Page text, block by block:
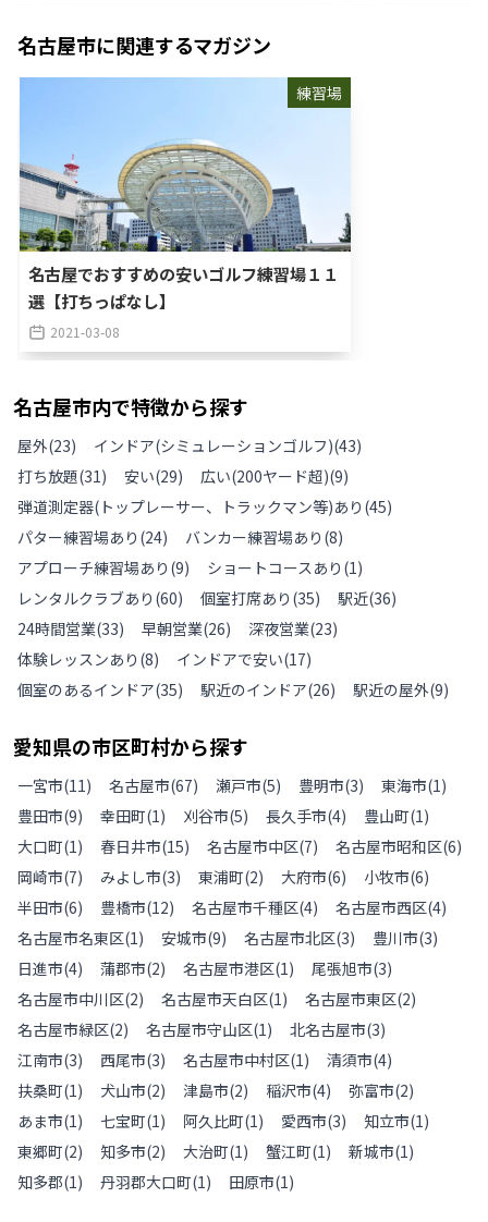
名古屋市に関連するマガジン
練習場
名古屋でおすすめの安いゴルフ練習場１１
選【打ちっぱなし】
2021-03-08
名古屋市内で特徴から探す
屋外(23) インドア(シミュレーションゴルフ)(43)
打ち放題(31) 安い(29) 広い(200ヤード超)(9)
弾道測定器(トップレーサー、トラックマン等)あり (45)
パター練習場あり (24) バンカー練習場あり (8)
アプローチ練習場あり (9) ショートコースあり (1)
レンタルクラブあり (60) 個室打席あり (35) 駅近(36)
24時間営業(33) 早朝営業(26) 深夜営業(23)
体験レッスンあり (8) インドアで安い(17)
個室のあるインドア(35) 駅近のインドア(26) 駅近の屋外(9)
愛知県の市区町村から探す
一宮市(11) 名古屋市(67) 瀬戸市(5) 豊明市(3) 東海市(1)
豊田市(9) 幸田町(1) 刈谷市(5) 長久手市(4) 豊山町(1)
大口町(1) 春日井市(15) 名古屋市中区(7) 名古屋市昭和区(6)
岡崎市(7) みよし市(3) 東浦町(2) 大府市(6) 小牧市(6)
半田市(6) 豊橋市(12) 名古屋市千種区(4) 名古屋市西区(4)
名古屋市名東区(1) 安城市(9) 名古屋市北区(3) 豊川市(3)
日進市(4) 蒲郡市(2) 名古屋市港区(1) 尾張旭市(3)
名古屋市中川区(2) 名古屋市天白区(1) 名古屋市東区(2)
名古屋市緑区(2) 名古屋市守山区(1) 北名古屋市(3)
江南市(3) 西尾市(3) 名古屋市中村区(1) 清須市(4)
扶桑町(1) 犬山市(2) 津島市(2) 稲沢市(4) 弥富市(2)
あま市(1) 七宝町(1) 阿久比町(1) 愛西市(3) 知立市(1)
東郷町(2) 知多市(2) 大治町(1) 蟹江町(1) 新城市(1)
知多郡(1) 丹羽郡大口町(1) 田原市(1)